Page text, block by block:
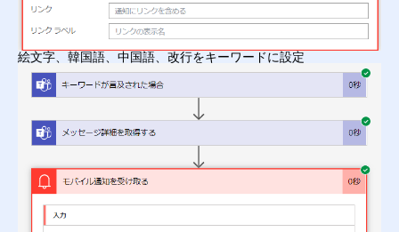
絵文字、韓国語、中国語、改行をキーワードに設定